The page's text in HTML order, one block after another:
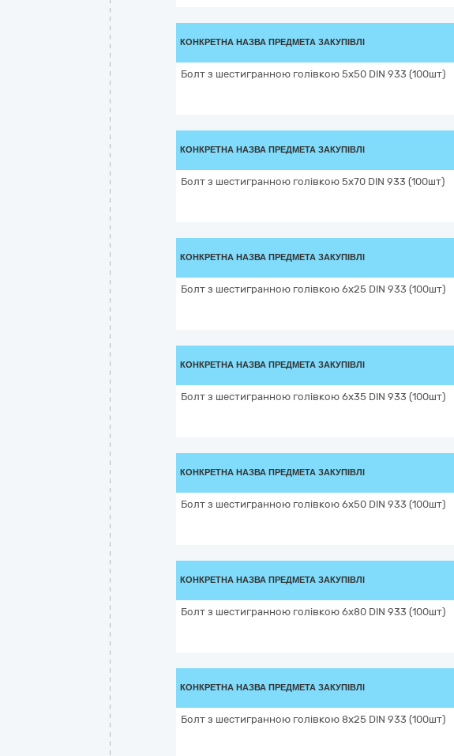
КОНКРЕТНА НАЗВА ПРЕДМЕТА ЗАКУПІВЛІ
Болт з шестигранною голівкою 5х50 DIN 933 (100шт)
КОНКРЕТНА НАЗВА ПРЕДМЕТА ЗАКУПІВЛІ
Болт з шестигранною голівкою 5х70 DIN 933 (100шт)
КОНКРЕТНА НАЗВА ПРЕДМЕТА ЗАКУПІВЛІ
Болт з шестигранною голівкою 6х25 DIN 933 (100шт)
КОНКРЕТНА НАЗВА ПРЕДМЕТА ЗАКУПІВЛІ
Болт з шестигранною голівкою 6х35 DIN 933 (100шт)
КОНКРЕТНА НАЗВА ПРЕДМЕТА ЗАКУПІВЛІ
Болт з шестигранною голівкою 6х50 DIN 933 (100шт)
КОНКРЕТНА НАЗВА ПРЕДМЕТА ЗАКУПІВЛІ
Болт з шестигранною голівкою 6х80 DIN 933 (100шт)
КОНКРЕТНА НАЗВА ПРЕДМЕТА ЗАКУПІВЛІ
Болт з шестигранною голівкою 8х25 DIN 933 (100шт)